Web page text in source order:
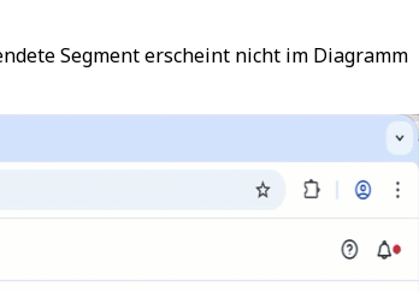
Segment erscheint nicht im Diagramm